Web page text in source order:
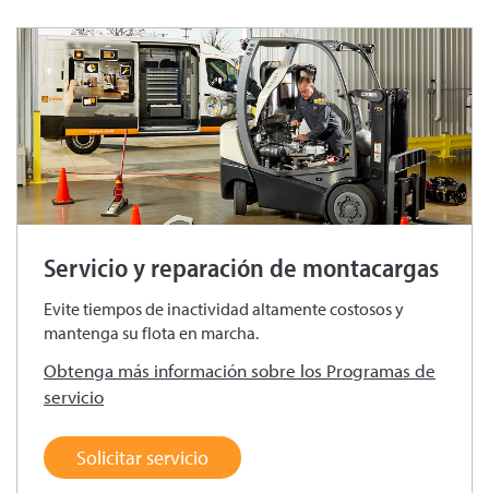
Servicio y reparación de montacargas
Evite tiempos de inactividad altamente costosos y
mantenga su flota en marcha.
Obtenga más información sobre los Programas de
servicio
Solicitar servicio